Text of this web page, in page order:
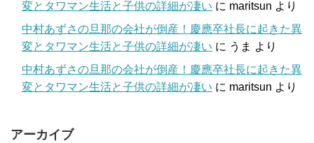
変とタワマン生活と子供の詳細が凄い に maritsun より
中村あずさの旦那の会社が倒産！慶應卒社長に起きた異
変とタワマン生活と子供の詳細が凄い に うま より
中村あずさの旦那の会社が倒産！慶應卒社長に起きた異
変とタワマン生活と子供の詳細が凄い に maritsun より
アーカイブ